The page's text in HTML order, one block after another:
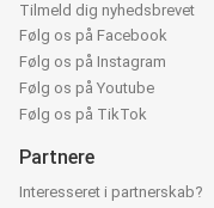
Tilmeld dig nyhedsbrevet
Følg os på Facebook
Følg os på Instagram
Følg os på Youtube
Følg os på TikTok
Partnere
Interesseret i partnerskab?